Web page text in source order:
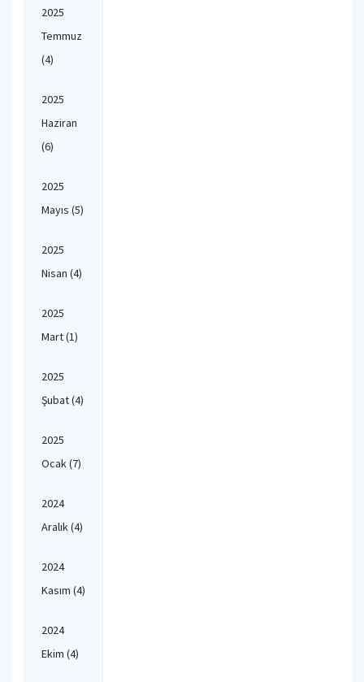
2025
Temmuz
(4)
2025
Haziran
(6)
2025
Mayıs (5)
2025
Nisan (4)
2025
Mart(1)
2025
Şubat(4)
2025
Ocak(7)
2024
Aralık(4)
2024
Kasım (4)
2024
Ekim (4)